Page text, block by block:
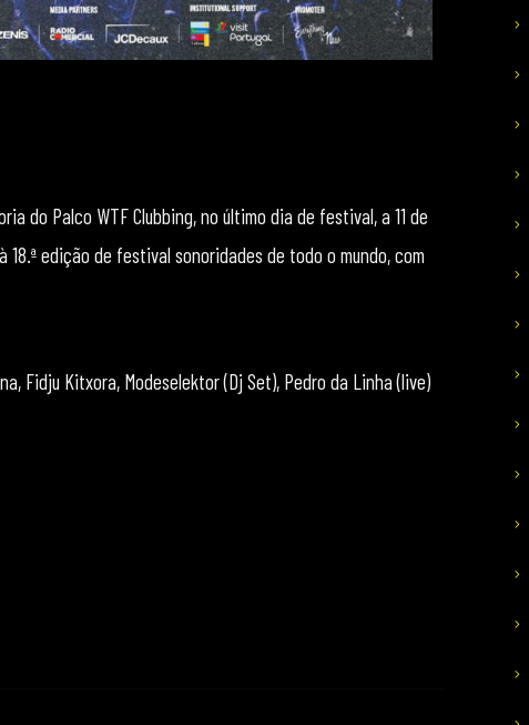
do Palco WTF Clubbing, no último dia de festival, a 11 de
edição de festival sonoridades de todo o mundo, com
Fidju Kitxora, Modeselektor (Dj Set), Pedro da Linha (live)